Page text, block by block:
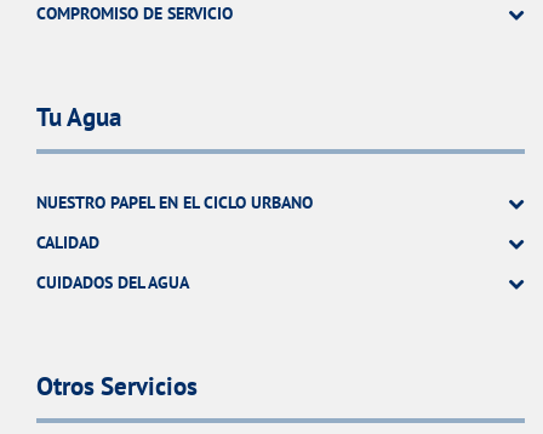
COMPROMISO DE SERVICIO
Tu Agua
NUESTRO PAPEL EN EL CICLO URBANO
CALIDAD
CUIDADOS DEL AGUA
Otros Servicios